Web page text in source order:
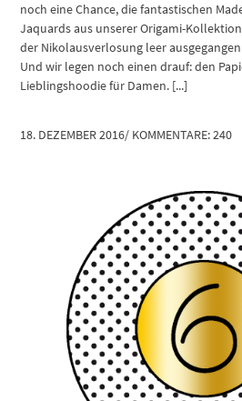
noch eine Chance, die fantastischen
Jaquards aus unserer Origami-
der Nikolausverlosung leer
Und wir legen noch einen drauf: den
Lieblingshoodie für Damen. [...]
18. DEZEMBER 2016/ KOMMENTARE: 240